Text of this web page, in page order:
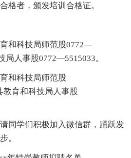
格者，颁发培训合格证。
和科技局师范股0772—
局人事股0772—5515033。
和科技局师范股
教育和科技局人事股
同学们积极加入微信群，踊跃发
。